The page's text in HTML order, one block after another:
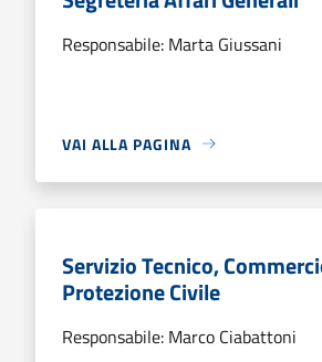
Responsabile: Marta Giussani
VAI ALLA PAGINA
Servizio Tecnico,
Protezione Civile
Responsabile: Marco Ciabattoni